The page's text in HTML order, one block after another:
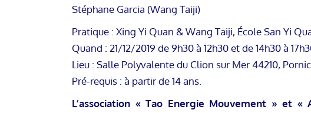
Stéphane Garcia (Wang Taiji)
Pratique : Xing Yi Quan & Wang Taiji, École San Yi
Quand : 21/12/2019 de 9h30 à 12h30 et de 14h30 à
Lieu : Salle Polyvalente du Clion sur Mer 44210, Pornic.
Pré-requis : à partir de 14 ans.
L’association « Tao Energie Mouvement » et «